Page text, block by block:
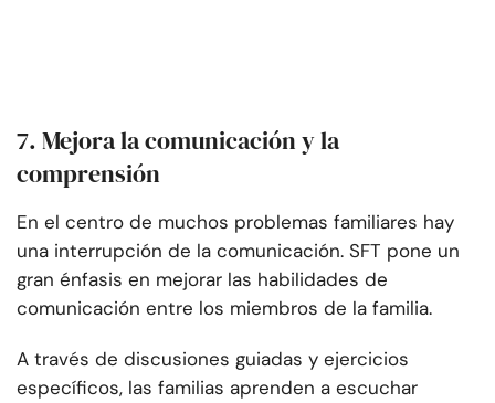
7. Mejora la comunicación y la
comprensión
En el centro de muchos problemas familiares hay
una interrupción de la comunicación. SFT pone un
gran énfasis en mejorar las habilidades de
comunicación entre los miembros de la familia.
A través de discusiones guiadas y ejercicios
específicos, las familias aprenden a escuchar